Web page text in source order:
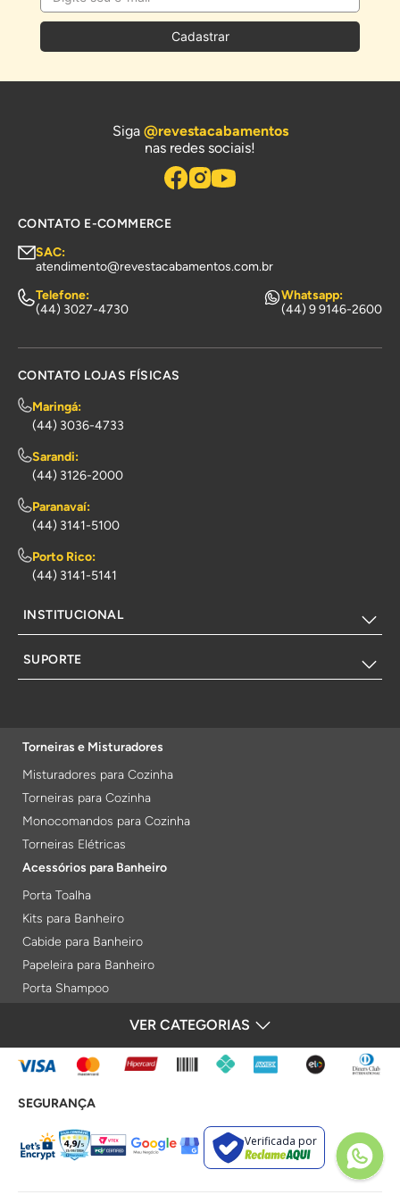
Cadastrar
Siga @revestacabamentos
nas redes sociais!
CONTATO E-COMMERCE
SAC:
atendimento@revestacabamentos.com.br
Telefone:
(44) 3027-4730
Whatsapp:
(44) 9 9146-2600
CONTATO LOJAS FÍSICAS
Maringá:
(44) 3036-4733
Sarandi:
(44) 3126-2000
Paranavaí:
(44) 3141-5100
Porto Rico:
(44) 3141-5141
INSTITUCIONAL
SUPORTE
Torneiras e Misturadores
Misturadores para Cozinha
Torneiras para Cozinha
Monocomandos para Cozinha
Torneiras Elétricas
Acessórios para Banheiro
Porta Toalha
Kits para Banheiro
Cabide para Banheiro
Papeleira para Banheiro
Porta Shampoo
Porta Toalha Aquecido
Gabinetes para Banheiro
Lixeiras
Acabamentos e Registros
Bases de Registros
VER CATEGORIAS
FORMAS DE PAGAMENTO
SEGURANÇA
Verificada por